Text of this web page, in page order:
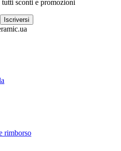
sconti e promozioni
rimborso